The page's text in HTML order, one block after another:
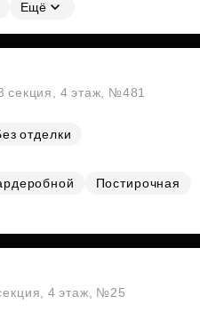
Ещё
секция, 4 этаж, №481
отделки
Постирочная
4 этаж, №25